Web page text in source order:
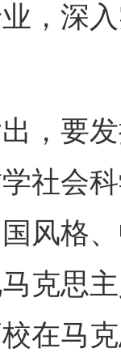
，深
出，要
社会
风格
克思
在马